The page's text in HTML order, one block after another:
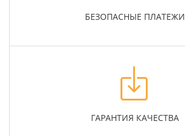
БЕЗОПАСНЫЕ ПЛАТЕЖИ
ГАРАНТИЯ КАЧЕСТВА